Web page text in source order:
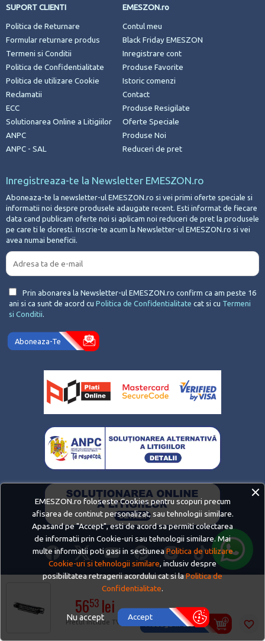
5653 lei
Pretul include TVA Adauga in cos favorite_border
SUPORT CLIENTI
Politica de Returnare
Formular returnare produs
Termeni si Conditii
Politica de Confidentialitate
Politica de utilizare Cookie
Reclamatii
ECC
Solutionarea Online a Litigiilor
ANPC
ANPC - SAL
EMESZON.ro
Contul meu
Black Friday EMESZON
Inregistrare cont
Produse Favorite
Istoric comenzi
Contact
Produse Resigilate
Oferte Speciale
Produse Noi
Reduceri de pret
Inregistreaza-te la Newsletter EMESZON.ro
Aboneaza-te la newsletter-ul EMESZON.ro si vei primi oferte speciale si
informatii noi despre produsele adaugate recent. Esti informat de fiecare
data cand publicam oferte noi si aplicam noi reduceri de pret la produsele
pe care ti le doresti. Inscrie-te acum la Newsletter-ul EMESZON.ro si vei
avea numai beneficii.
Prin abonarea la Newsletter-ul EMESZON.ro confirm ca am peste 16
ani si ca sunt de acord cu Politica de Confidentialitate cat si cu Termeni
si Conditii.
Aboneaza-Te
Copyright © 2008-2026 ENVISAGE MEDIA SRL | RO24630470 |
rezervate. Copierea sau reproducerea continutului prezent de pe acest
website, fara acordul scris al unui reprezentant EMESZON, este strict interzisa.
EMESZON.ro foloseste Cookies pentru scopuri precum
afisarea de continut personalizat, sau tehnologii similare.
Apasand pe "Accept", esti de acord sa permiti colectarea
de informatii prin Cookie-uri sau tehnologii similare. Mai
multe informatii poti gasi in sectiunea Politica de utilizare
Cookie-uri si tehnologii similare, inclusiv despre
posibilitatea retragerii acordului cat si laPolitica de
Confidentialitate.
Accept
Nu accept